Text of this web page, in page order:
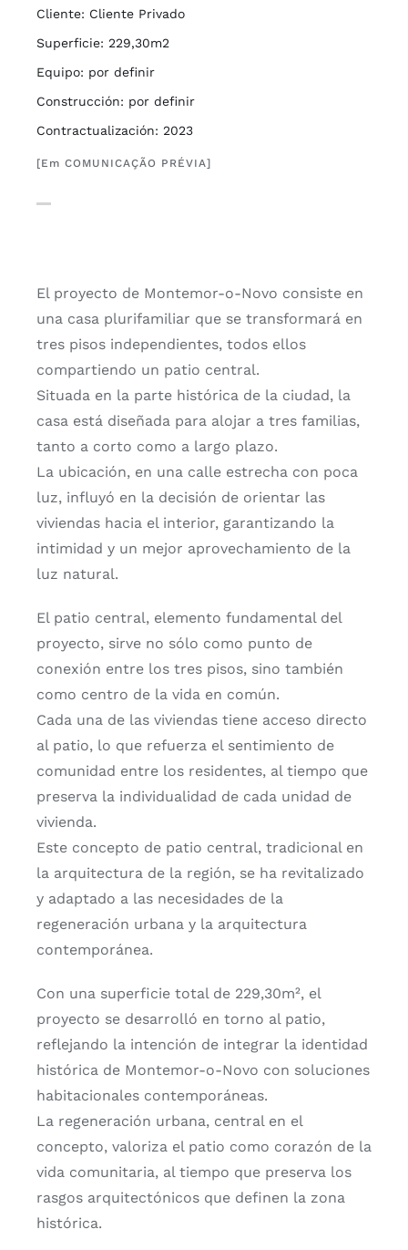
Cliente: Cliente Privado
Superficie: 229,30m2
Equipo: por definir
Construcción: por definir
Contractualización: 2023
[Em COMUNICAÇÃO PRÉVIA]
El proyecto de Montemor-o-Novo consiste en
una casa plurifamiliar que se transformará en
tres pisos independientes, todos ellos
compartiendo un patio central.
Situada en la parte histórica de la ciudad, la
casa está diseñada para alojar a tres familias,
tanto a corto como a largo plazo.
La ubicación, en una calle estrecha con poca
luz, influyó en la decisión de orientar las
viviendas hacia el interior, garantizando la
intimidad y un mejor aprovechamiento de la
luz natural.
El patio central, elemento fundamental del
proyecto, sirve no sólo como punto de
conexión entre los tres pisos, sino también
como centro de la vida en común.
Cada una de las viviendas tiene acceso directo
al patio, lo que refuerza el sentimiento de
comunidad entre los residentes, al tiempo que
preserva la individualidad de cada unidad de
vivienda.
Este concepto de patio central, tradicional en
la arquitectura de la región, se ha revitalizado
y adaptado a las necesidades de la
regeneración urbana y la arquitectura
contemporánea.
Con una superficie total de 229,30m², el
proyecto se desarrolló en torno al patio,
reflejando la intención de integrar la identidad
histórica de Montemor-o-Novo con soluciones
habitacionales contemporáneas.
La regeneración urbana, central en el
concepto, valoriza el patio como corazón de la
vida comunitaria, al tiempo que preserva los
rasgos arquitectónicos que definen la zona
histórica.